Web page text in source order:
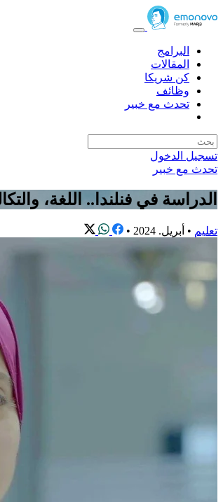
البرامج
المقالات
كن شريكا
وظائف
تحدث مع خبير
تسجيل الدخول
تحدث مع خبير
الدراسة في فنلندا.. اللغة،
تعليم • أبريل. 2024 •